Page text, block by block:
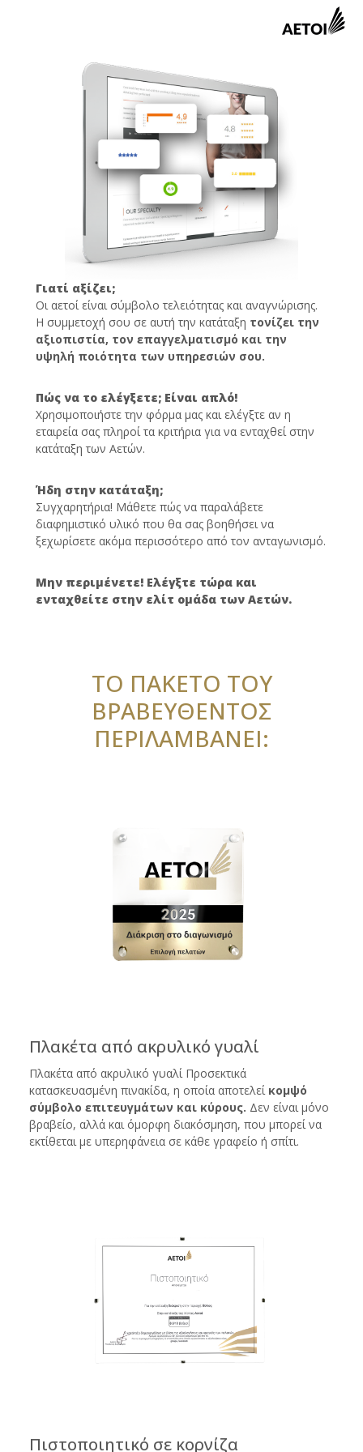
Γιατί αξίζει;
Οι αετοί είναι σύμβολο τελειότητας και αναγνώρισης.
Η συμμετοχή σου σε αυτή την κατάταξη τονίζει την
αξιοπιστία, τον επαγγελματισμό και την
υψηλή ποιότητα των υπηρεσιών σου.
Πώς να το ελέγξετε; Είναι απλό!
Χρησιμοποιήστε την φόρμα μας και ελέγξτε αν η
εταιρεία σας πληροί τα κριτήρια για να ενταχθεί στην
κατάταξη των Αετών.
Ήδη στην κατάταξη;
Συγχαρητήρια! Μάθετε πώς να παραλάβετε
διαφημιστικό υλικό που θα σας βοηθήσει να
ξεχωρίσετε ακόμα περισσότερο από τον ανταγωνισμό.
Μην περιμένετε! Ελέγξτε τώρα και
ενταχθείτε στην ελίτ ομάδα των Αετών.
ΤΟ ΠΑΚΕΤΟ ΤΟΥ
ΒΡΑΒΕΥΘΕΝΤΟΣ
ΠΕΡΙΛΑΜΒΑΝΕΙ:
Πλακέτα από ακρυλικό γυαλί
Πλακέτα από ακρυλικό γυαλί Προσεκτικά
κατασκευασμένη πινακίδα, η οποία αποτελεί κομψό
σύμβολο επιτευγμάτων και κύρους. Δεν είναι μόνο
βραβείο, αλλά και όμορφη διακόσμηση, που μπορεί να
εκτίθεται με υπερηφάνεια σε κάθε γραφείο ή σπίτι.
Πιστοποιητικό σε κορνίζα